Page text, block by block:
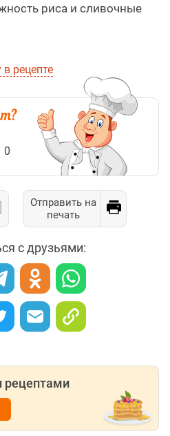
риса и сливочные
рецепте
0
Отправить на
печать
с друзьями:
рецептами